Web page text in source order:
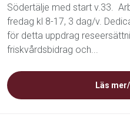
Södertälje med start v.33.
fredag kl 8-17, 3 dag/v.
för detta uppdrag
friskvårdsbidrag och...
Läs